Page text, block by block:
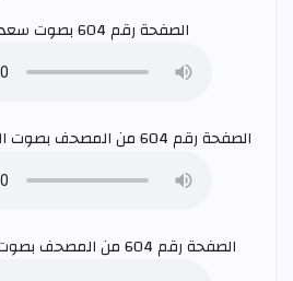
الصفحة رقم 604 بصوت
الصفحة رقم 604 من المصحف بصوت الشيخ
الصفحة رقم 604 من المصحف بصوت الشيخ